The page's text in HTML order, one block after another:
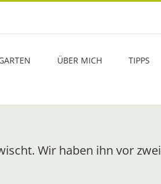
ÜBER MICH TIPPS
Wir haben ihn vor zwei